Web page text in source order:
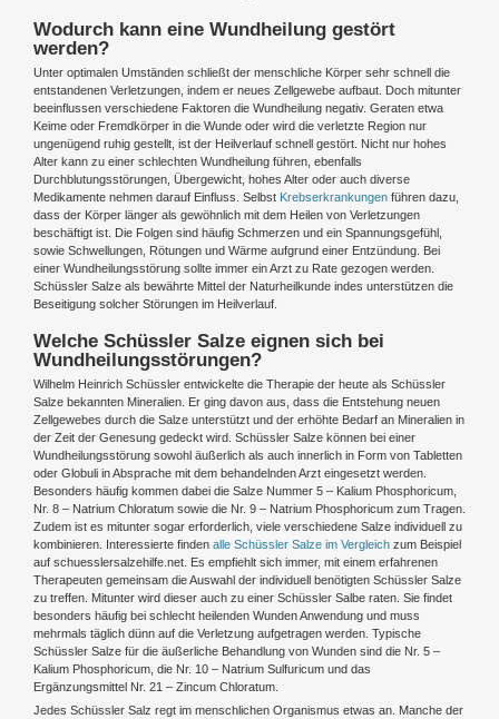
Wodurch kann eine Wundheilung gestört
werden?
Unter optimalen Umständen schließt der menschliche Körper sehr schnell die
entstandenen Verletzungen, indem er neues Zellgewebe aufbaut. Doch mitunter
beeinflussen verschiedene Faktoren die Wundheilung negativ. Geraten etwa
Keime oder Fremdkörper in die Wunde oder wird die verletzte Region nur
ungenügend ruhig gestellt, ist der Heilverlauf schnell gestört. Nicht nur hohes
Alter kann zu einer schlechten Wundheilung führen, ebenfalls
Durchblutungsstörungen, Übergewicht, hohes Alter oder auch diverse
Medikamente nehmen darauf Einfluss. Selbst Krebserkrankungen führen dazu,
dass der Körper länger als gewöhnlich mit dem Heilen von Verletzungen
beschäftigt ist. Die Folgen sind häufig Schmerzen und ein Spannungsgefühl,
sowie Schwellungen, Rötungen und Wärme aufgrund einer Entzündung. Bei
einer Wundheilungsstörung sollte immer ein Arzt zu Rate gezogen werden.
Schüssler Salze als bewährte Mittel der Naturheilkunde indes unterstützen die
Beseitigung solcher Störungen im Heilverlauf.
Welche Schüssler Salze eignen sich bei
Wundheilungsstörungen?
Wilhelm Heinrich Schüssler entwickelte die Therapie der heute als Schüssler
Salze bekannten Mineralien. Er ging davon aus, dass die Entstehung neuen
Zellgewebes durch die Salze unterstützt und der erhöhte Bedarf an Mineralien in
der Zeit der Genesung gedeckt wird. Schüssler Salze können bei einer
Wundheilungsstörung sowohl äußerlich als auch innerlich in Form von Tabletten
oder Globuli in Absprache mit dem behandelnden Arzt eingesetzt werden.
Besonders häufig kommen dabei die Salze Nummer 5 – Kalium Phosphoricum,
Nr. 8 – Natrium Chloratum sowie die Nr. 9 – Natrium Phosphoricum zum Tragen.
Zudem ist es mitunter sogar erforderlich, viele verschiedene Salze individuell zu
kombinieren. Interessierte finden alle Schüssler Salze im Vergleich zum Beispiel
auf schuesslersalzehilfe.net. Es empfiehlt sich immer, mit einem erfahrenen
Therapeuten gemeinsam die Auswahl der individuell benötigten Schüssler Salze
zu treffen. Mitunter wird dieser auch zu einer Schüssler Salbe raten. Sie findet
besonders häufig bei schlecht heilenden Wunden Anwendung und muss
mehrmals täglich dünn auf die Verletzung aufgetragen werden. Typische
Schüssler Salze für die äußerliche Behandlung von Wunden sind die Nr. 5 –
Kalium Phosphoricum, die Nr. 10 – Natrium Sulfuricum und das
Ergänzungsmittel Nr. 21 – Zincum Chloratum.
Jedes Schüssler Salz regt im menschlichen Organismus etwas an. Manche der